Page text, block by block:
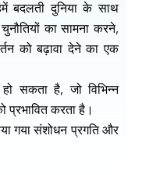
बदलती दुनिया के साथ
का सामना करने,
को बढ़ावा देने का एक
सकता है, जो विभिन्न
करता है।
गया संशोधन प्रगति और